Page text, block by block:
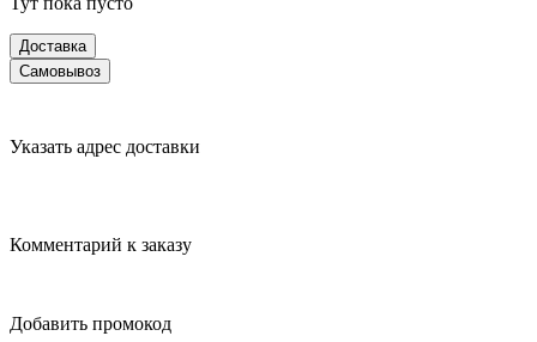
Доставка
Самовывоз
Указать адрес доставки
Комментарий к заказу
Добавить промокод